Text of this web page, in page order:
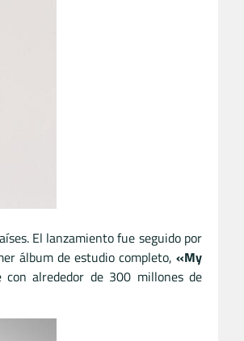
El lanzamiento fue seguido por
álbum de estudio completo,«My
alrededor de 300 millones de